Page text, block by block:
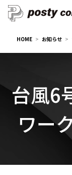
HOME お知らせ
台風6
ワー